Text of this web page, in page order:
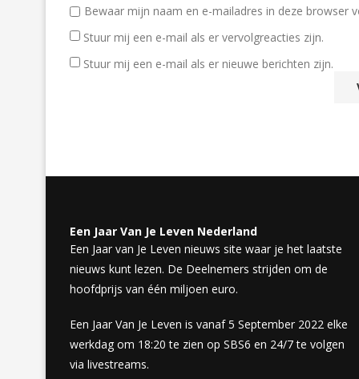
Bewaar mijn naam en e-mailadres in deze browser
Stuur mij een e-mail als er vervolgreacties zijn.
Stuur mij een e-mail als er nieuwe berichten zijn.
Een Jaar Van Je Leven Nederland
Een Jaar van Je Leven nieuws site waar je het laatste
nieuws kunt lezen. De Deelnemers strijden om de
hoofdprijs van één miljoen euro.
Een Jaar Van Je Leven is vanaf 5 September 2022 elke
werkdag om 18:20 te zien op SBS6 en 24/7 te volgen
via livestreams.